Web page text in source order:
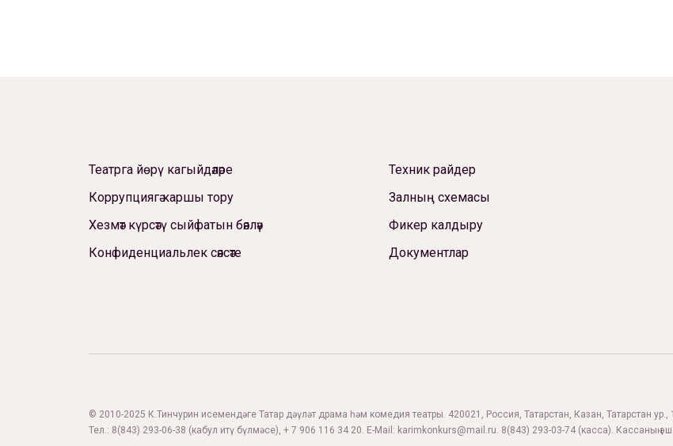
Театрга йөрү кагыйдәләре
Коррупциягә каршы тору
Хезмәт күрсәтү сыйфатын бәяләү
Конфиденциальлек сәясәте
Техник райдер
Залның схемасы
Фикер калдыру
Документлар
© 2010-2025 К.Тинчурин исемендәге Татар дәүләт драма һәм комедия театры. 420021, Россия, Татарстан, Казан, Татарстан ур.,
Тел.: 8(843) 293-06-38 (кабул итү бүлмәсе), + 7 906 116 34 20. E-Mail: karimkonkurs@mail.ru. 8(843) 293-03-74 (касса). Кассаның